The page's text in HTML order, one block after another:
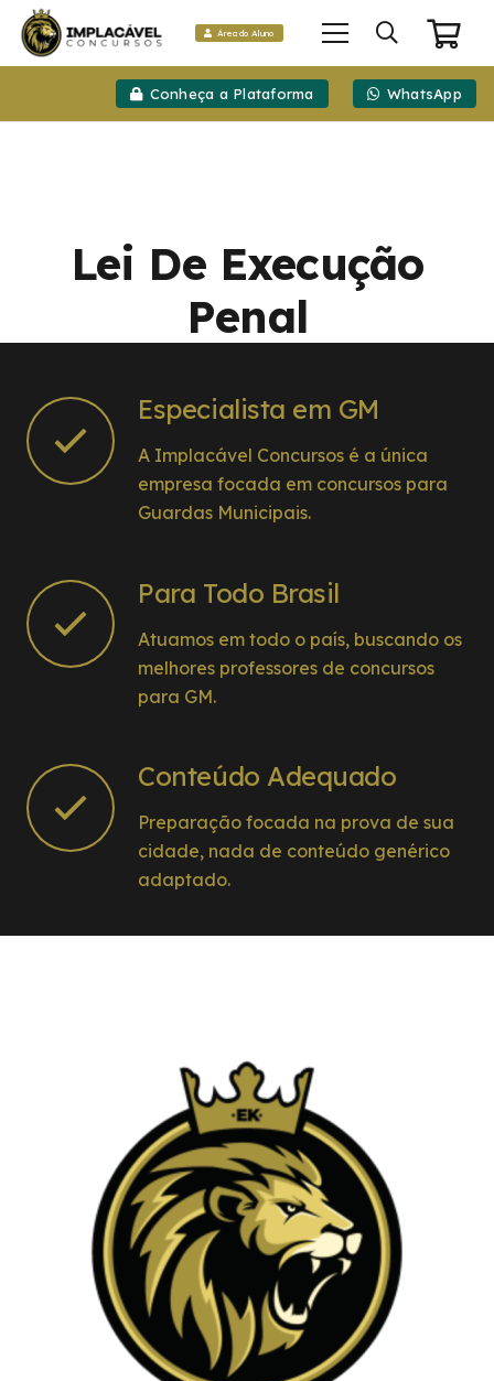
Área do Aluno
Conheça a Plataforma WhatsApp
Lei De Execução
Penal
Especialista em GM
A Implacável Concursos é a única
empresa focada em concursos para
Guardas Municipais.
Para Todo Brasil
Atuamos em todo o país, buscando os
melhores professores de concursos
para GM.
Conteúdo Adequado
Preparação focada na prova de sua
cidade, nada de conteúdo genérico
adaptado.